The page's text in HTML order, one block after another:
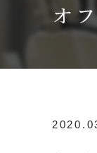
オ